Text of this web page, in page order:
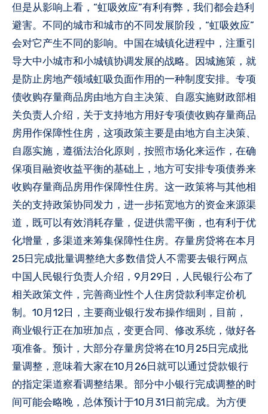
但是从影响上看，“虹吸效应”有利有弊，我们都会趋利
避害。不同的城市和城市的不同发展阶段，“虹吸效应”
会对它产生不同的影响。中国在城镇化进程中，注重引
导大中小城市和小城镇协调发展的战略。因城施策，就
是防止房地产领域虹吸负面作用的一种制度安排。专项
债收购存量商品房由地方自主决策、自愿实施财政部相
关负责人介绍，关于支持地方用好专项债收购存量商品
房用作保障性住房，这项政策主要是由地方自主决策、
自愿实施，遵循法治化原则，按照市场化来运作，在确
保项目融资收益平衡的基础上，地方可安排专项债券来
收购存量商品房用作保障性住房。这一政策将与其他相
关的支持政策协同发力，进一步拓宽地方的资金来源渠
道，既可以有效消耗存量，促进供需平衡，也有利于优
化增量，多渠道来筹集保障性住房。存量房贷将在本月
25日完成批量调整绝大多数借贷人不需要去银行网点
中国人民银行负责人介绍，9月29日，人民银行公布了
相关政策文件，完善商业性个人住房贷款利率定价机
制。10月12日，主要商业银行发布操作细则，目前，
商业银行正在加班加点，变更合同、修改系统，做好各
项准备。预计，大部分存量房贷将在10月25日完成批
量调整，意味着大家在10月26日就可以通过贷款银行
的指定渠道察看调整结果。部分中小银行完成调整的时
间可能会略晚，总体预计于10月31日前完成。为方便